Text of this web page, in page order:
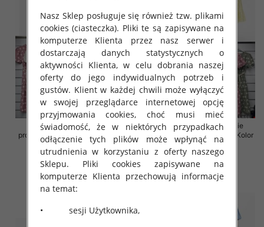
Sukienki damskie (Włoskie
produkt) Roz Standard, Mix Kolor
Paczka 5 szt
43.00 zł
szczegóły
Sukienki damskie (Włoskie
produkt) Roz Standard, Mix Kolor
Paczka 5 szt
43.00 zł
szczegóły
Nasz Sklep posługuje się również tzw. plikami
cookies (ciasteczka). Pliki te są zapisywane na
komputerze Klienta przez nasz serwer i
dostarczają danych statystycznych o
aktywności Klienta, w celu dobrania naszej
oferty do jego indywidualnych potrzeb i
gustów. Klient w każdej chwili może wyłączyć
w swojej przeglądarce internetowej opcję
przyjmowania cookies, choć musi mieć
świadomość, że w niektórych przypadkach
odłączenie tych plików może wpłynąć na
utrudnienia w korzystaniu z oferty naszego
Sklepu. Pliki cookies zapisywane na
komputerze Klienta przechowują informacje
na temat:
• sesji Użytkownika,